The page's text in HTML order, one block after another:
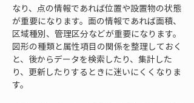
なり、点の情報であれば位置や設置物の状態
が重要になります。面の情報であれば面積、
区域種別、管理区分などが重要になります。
図形の種類と属性項目の関係を整理しておく
と、後からデータを検索したり、集計した
り、更新したりするときに迷いにくくなりま
す。